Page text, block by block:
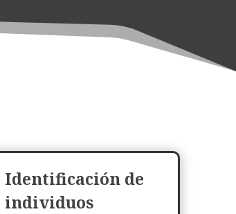
Identificación de
individuos